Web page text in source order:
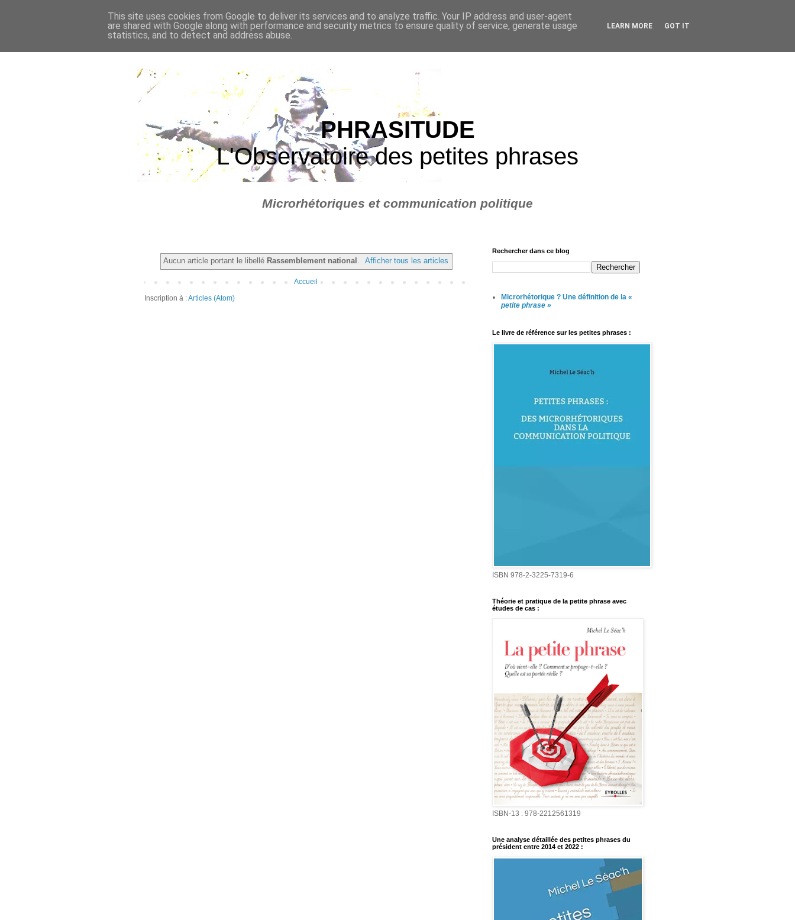
PHRASITUDE
L'Observatoire des petites phrases
Microrhétoriques et communication politique
Aucun article portant le libellé Rassemblement national Afficher tous les articles
Accueil
Inscription à :Articles (Atom)
Rechercher dans ce blog
Microrhétorique ? Une définition de la «
petite phrase »
Le livre de référence sur les petites phrases :
ISBN 978-2-3225-7319-6
Théorie et pratique de la petite phrase avec
études de cas :
ISBN-13 : 978-2212561319
Une analyse détaillée des petites phrases du
président entre 2014 et 2022 :
This site uses cookies from Google to deliver its services and to analyze traffic. Your IP address and user-agent
are shared with Google along with performance and security metrics to ensure quality of service, generate usage
statistics, and to detect and address abuse.
LEARN MORE GOT IT